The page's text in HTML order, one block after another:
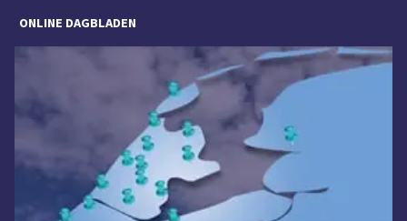
ONLINE DAGBLADEN